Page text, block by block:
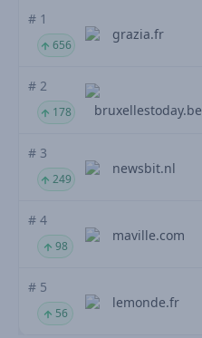
# 1
656
grazia.fr
# 2
178 bruxellestoday.be
# 3
249
newsbit.nl
# 4
98
maville.com
# 5
56
lemonde.fr